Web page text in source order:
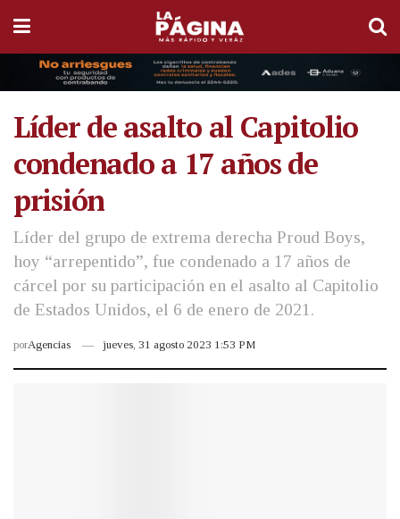
Líder de asalto al Capitolio
condenado a 17 años de
prisión
Líder del grupo de extrema derecha Proud Boys,
hoy “arrepentido”, fue condenado a 17 años de
cárcel por su participación en el asalto al Capitolio
de Estados Unidos, el 6 de enero de 2021.
porAgencias jueves, 31 agosto 2023 1:53 PM